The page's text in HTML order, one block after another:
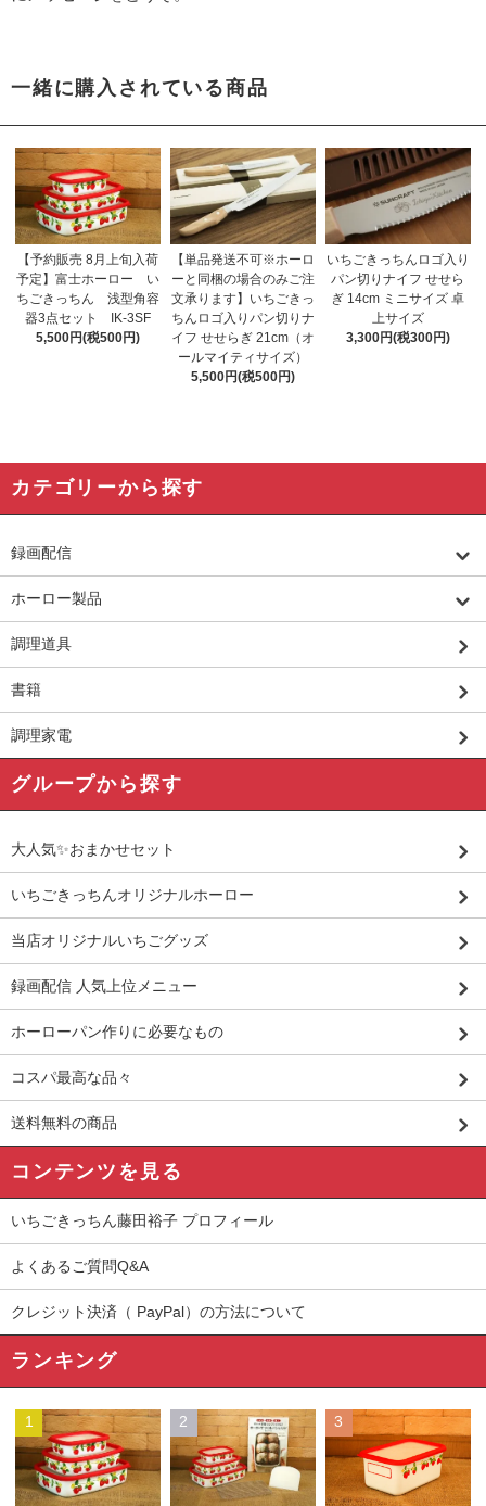
一緒に購入されている商品
【予約販売 8月上旬入荷
予定】富士ホーロー い
ちごきっちん 浅型角容
器3点セット IK-3SF
5,500円(税500円)
【単品発送不可※ホーロ
ーと同梱の場合のみご注
文承ります】いちごきっ
ちんロゴ入りパン切りナ
イフ せせらぎ 21cm（オ
ールマイティサイズ）
5,500円(税500円)
いちごきっちんロゴ入り
パン切りナイフ せせら
ぎ 14cm ミニサイズ 卓
上サイズ
3,300円(税300円)
カテゴリーから探す
録画配信
ホーロー製品
調理道具
書籍
調理家電
グループから探す
大人気✨おまかせセット
いちごきっちんオリジナルホーロー
当店オリジナルいちごグッズ
録画配信 人気上位メニュー
ホーローパン作りに必要なもの
コスパ最高な品々
送料無料の商品
コンテンツを見る
いちごきっちん藤田裕子 プロフィール
よくあるご質問Q&A
クレジット決済（ PayPal）の方法について
ランキング
1 2 3